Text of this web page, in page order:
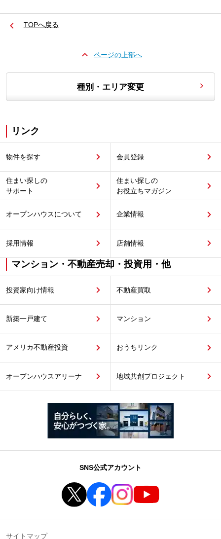
TOPへ戻る
ページの上部へ
種別・エリア変更
リンク
物件を探す 会員登録
住まい探しの
サポート
住まい探しの
お役立ちマガジン
オープンハウスについて 企業情報
採用情報 店舗情報
マンション・不動産売却・投資用・他
投資家向け情報 不動産買取
新築一戸建て マンション
アメリカ不動産投資 おうちリンク
オープンハウスアリーナ 地域共創プロジェクト
SNS公式アカウント
サイトマップ